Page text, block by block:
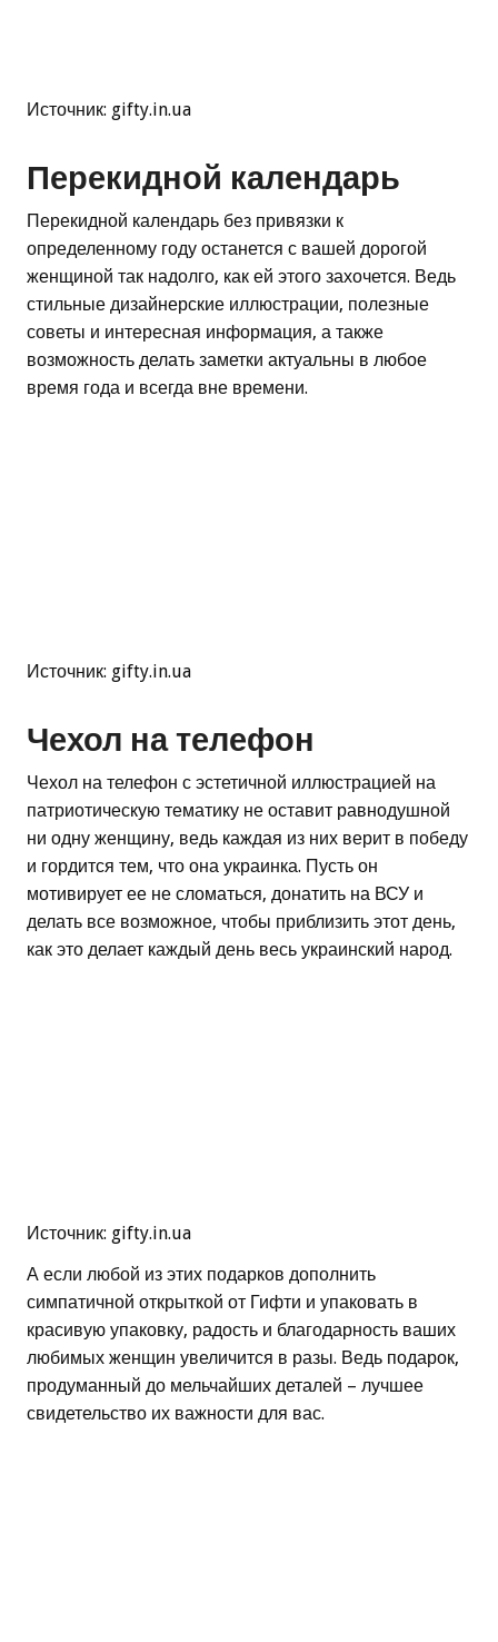
Источник: gifty.in.ua
Перекидной календарь
Перекидной календарь без привязки к
определенному году останется с вашей дорогой
женщиной так надолго, как ей этого захочется. Ведь
стильные дизайнерские иллюстрации, полезные
советы и интересная информация, а также
возможность делать заметки актуальны в любое
время года и всегда вне времени.
Источник: gifty.in.ua
Чехол на телефон
Чехол на телефон с эстетичной иллюстрацией на
патриотическую тематику не оставит равнодушной
ни одну женщину, ведь каждая из них верит в победу
и гордится тем, что она украинка. Пусть он
мотивирует ее не сломаться, донатить на ВСУ и
делать все возможное, чтобы приблизить этот день,
как это делает каждый день весь украинский народ.
Источник: gifty.in.ua
А если любой из этих подарков дополнить
симпатичной открыткой от Гифти и упаковать в
красивую упаковку, радость и благодарность ваших
любимых женщин увеличится в разы. Ведь подарок,
продуманный до мельчайших деталей – лучшее
свидетельство их важности для вас.